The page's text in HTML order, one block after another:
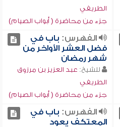
الطريفي
جزء من محاضرة ( أبواب الصيام)
الفهرس: باب في
فضل العشر الأواخر من
شهر رمضان
للشيخ: عبد العزيز بن مرزوق
الطريفي
جزء من محاضرة ( أبواب الصيام)
الفهرس: باب في
المعتكف يعود